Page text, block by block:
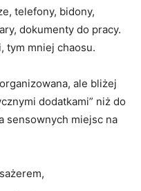
telefony, bidony,
dokumenty do pracy.
tym mniej chaosu.
ale bliżej
dodatkami” niż do
sensownych miejsc na